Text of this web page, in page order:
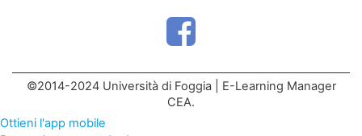
©2014-2024 Università di Foggia | E-Learning Manager
CEA.
Ottieni l'app mobile